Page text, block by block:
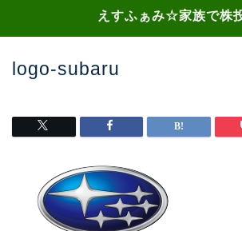
えすふぁみ☆家族で株
logo-subaru